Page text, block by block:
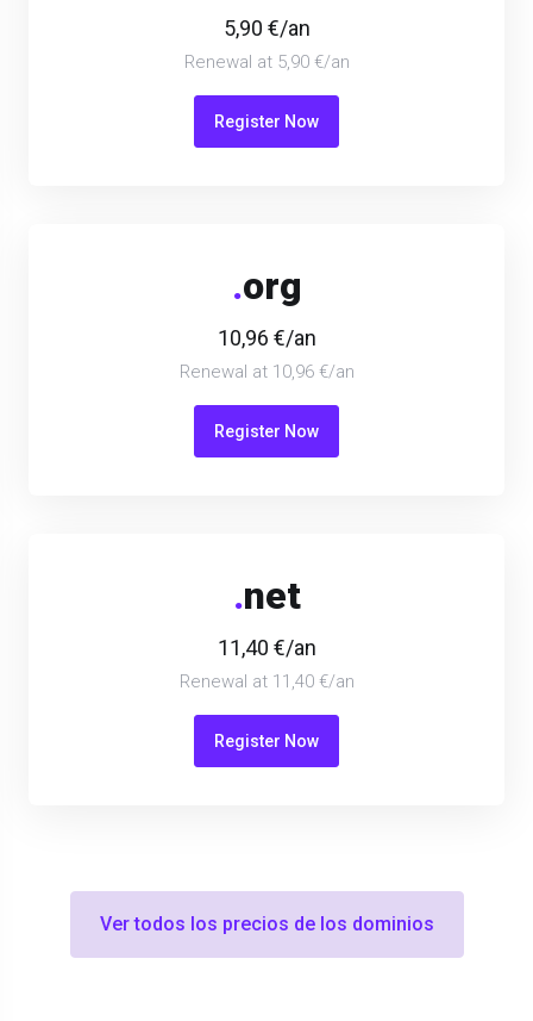
5,90 €/an
Renewal at 5,90 €/an
Register Now
.org
10,96 €/an
Renewal at 10,96 €/an
Register Now
.net
11,40 €/an
Renewal at 11,40 €/an
Register Now
Ver todos los precios de los dominios